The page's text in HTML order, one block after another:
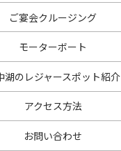
ご宴会クルージング
モーターボート
湖のレジャースポット紹介
アクセス方法
お問い合わせ